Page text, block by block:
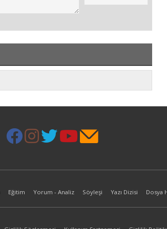
Eğitim Yorum - Analiz Söyleşi Yazı Dizisi Dosya